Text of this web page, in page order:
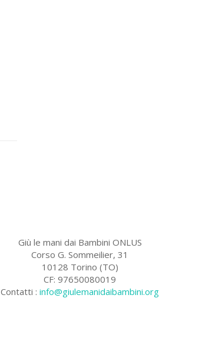
Giù le mani dai Bambini ONLUS
Corso G. Sommeilier, 31
10128 Torino (TO)
CF: 97650080019
Contatti :info@giulemanidaibambini.org